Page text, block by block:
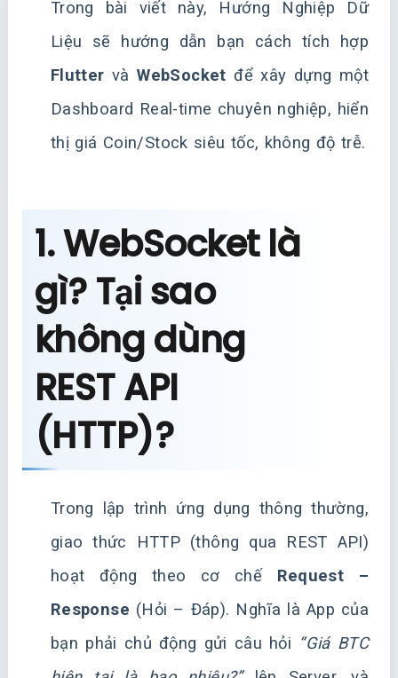
Trong bài viết này, Hướng Nghiệp Dữ
Liệu sẽ hướng dẫn bạn cách tích hợp
Flutter vàWebSocket để xây dựng một
Dashboard Real-time chuyên nghiệp, hiển
thị giá Coin/Stock siêu tốc, không độ trễ.
1. WebSocket là
gì? Tại sao
không dùng
REST API
(HTTP)?
Trong lập trình ứng dụng thông thường,
giao thức HTTP (thông qua REST API)
hoạt động theo cơ chế Request –
Response (Hỏi – Đáp). Nghĩa là App của
bạn phải chủ động gửi câu hỏi “Giá BTC